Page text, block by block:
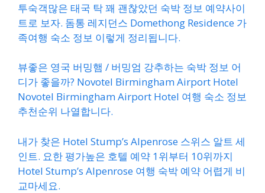
투숙객많은 태국 탁 꽤 괜찮았던 숙박 정보 예약사이
트로 보자. 돔통 레지던스 Domethong Residence 가
족여행 숙소 정보 이렇게 정리됩니다.
뷰좋은 영국 버밍햄 / 버밍엄 강추하는 숙박 정보 어
디가 좋을까? Novotel Birmingham Airport Hotel
Novotel Birmingham Airport Hotel 여행 숙소 정보
추천순위 나열합니다.
내가 찾은 Hotel Stump’s Alpenrose 스위스 알트 세
인트. 요한 평가높은 호텔 예약 1위부터 10위까지
Hotel Stump’s Alpenrose 여행 숙박 예약 어렵게 비
교마세요.